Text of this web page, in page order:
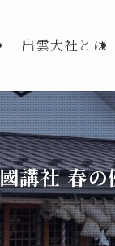
出雲大社とは
講社 春